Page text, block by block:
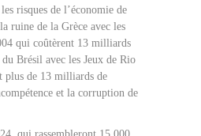
risques de l’économie de
ruine de la Grèce avec les
qui coûtèrent 13 milliards
Brésil avec les Jeux de Rio
plus de 13 milliards de
et la corruption de